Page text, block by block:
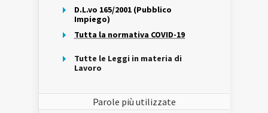
D.L.vo 165/2001 (Pubblico
Impiego)
Tutta la normativa COVID-19
Tutte le Leggi in materia di
Lavoro
Parole più utilizzate